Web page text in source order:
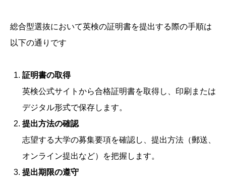
総合型選抜において英検の証明書を提出する際の手順は
以下の通りです
証明書の取得
英検公式サイトから合格証明書を取得し、印刷または
デジタル形式で保存します。
提出方法の確認
志望する大学の募集要項を確認し、提出方法（郵送、
オンライン提出など）を把握します。
提出期限の遵守